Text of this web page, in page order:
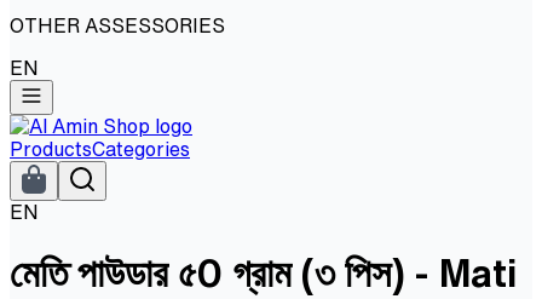
OTHER ASSESSORIES
EN
ProductsCategories
EN
মেতি পাউডার ৫0 গ্রাম (৩ পিস) - Mati